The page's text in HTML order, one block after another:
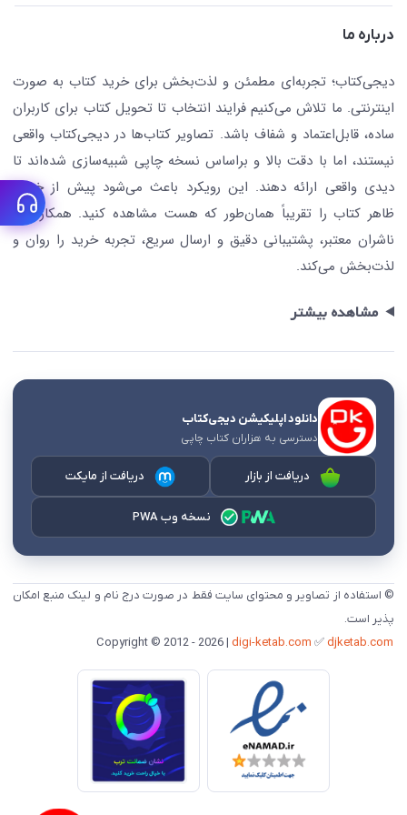
کافه دیجی کتاب
جستجو در سایت
کتابیاب
درباره ما
دیجی‌کتاب؛ تجربه‌ای مطمئن و لذت‌بخش برای خرید کتاب به صورت
اینترنتی. ما تلاش می‌کنیم فرایند انتخاب تا تحویل کتاب برای کاربران
ساده، قابل‌اعتماد و شفاف باشد. تصاویر کتاب‌ها در دیجی‌کتاب واقعی
نیستند، اما با دقت بالا و براساس نسخه چاپی شبیه‌سازی شده‌اند تا
دیدی واقعی ارائه دهند. این رویکرد باعث می‌شود پیش از خرید،
ظاهر کتاب را تقریباً همان‌طور که هست مشاهده کنید. همکاری با
ناشران معتبر، پشتیبانی دقیق و ارسال سریع، تجربه خرید را روان و
لذت‌بخش می‌کند.
مشاهده بیشتر
دانلود اپلیکیشن دیجی‌کتاب
دسترسی به هزاران کتاب چاپی
دریافت از بازار دریافت از مایکت
نسخه وب PWA
© استفاده از تصاویر و محتوای سایت فقط در صورت درج نام و لینک منبع امکان
پذیر است.
digi-ketab.com ✅djketab.com